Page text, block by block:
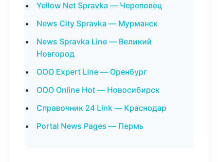
Yellow Net Spravka — Череповец
News City Spravka — Мурманск
News Spravka Line — Великий
Новгород
ООО Expert Line — Оренбург
ООО Online Hot — Новосибирск
Справочник 24 Link — Краснодар
Portal News Pages — Пермь